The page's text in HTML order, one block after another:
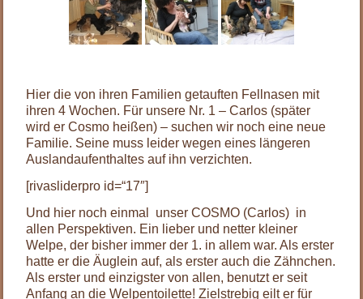
Hier die von ihren Familien getauften Fellnasen mit
ihren 4 Wochen. Für unsere Nr. 1 – Carlos (später
wird er Cosmo heißen) – suchen wir noch eine neue
Familie. Seine muss leider wegen eines längeren
Auslandaufenthaltes auf ihn verzichten.
[rivasliderpro id=“17″]
Und hier noch einmal unser COSMO (Carlos) in
allen Perspektiven. Ein lieber und netter kleiner
Welpe, der bisher immer der 1. in allem war. Als erster
hatte er die Äuglein auf, als erster auch die Zähnchen.
Als erster und einzigster von allen, benutzt er seit
Anfang an die Welpentoilette! Zielstrebig eilt er für